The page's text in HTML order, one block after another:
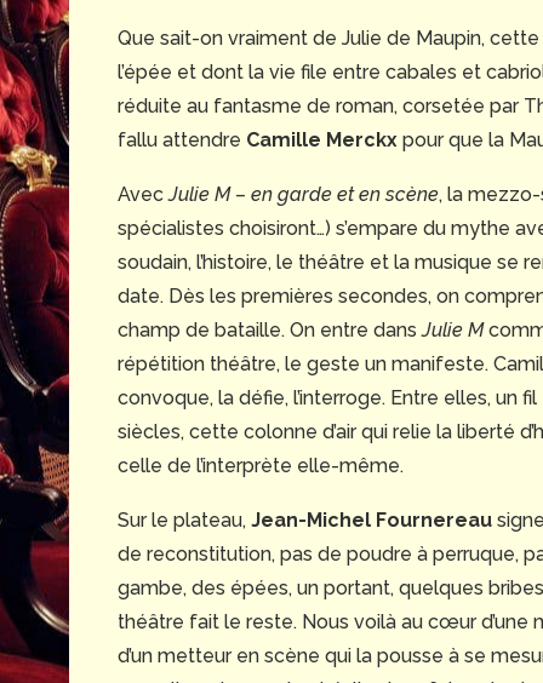
© Andrew
Que sait-on vraiment de Julie de Maupin,
l’épée et dont la vie file entre cabales et
réduite au fantasme de roman, corsetée par
fallu attendre Camille Merckx pour que la
AvecJulie M – en garde et en scène, la
spécialistes choisiront…) s’empare du mythe
soudain, l’histoire, le théâtre et la musique
date. Dès les premières secondes, on
champ de bataille. On entre dansJulie M
répétition théâtre, le geste un manifeste.
convoque, la défie, l’interroge. Entre elles, un
siècles, cette colonne d’air qui relie la liberté
celle de l’interprète elle-même.
Sur le plateau, Jean-Michel Fournereau
de reconstitution, pas de poudre à perruque,
gambe, des épées, un portant, quelques
théâtre fait le reste. Nous voilà au cœur
d’un metteur en scène qui la pousse à se